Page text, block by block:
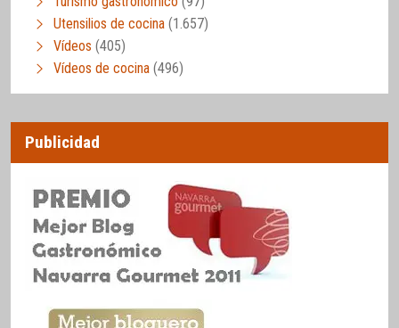
Utensilios de cocina (1.657)
Vídeos (405)
Vídeos de cocina (496)
Publicidad